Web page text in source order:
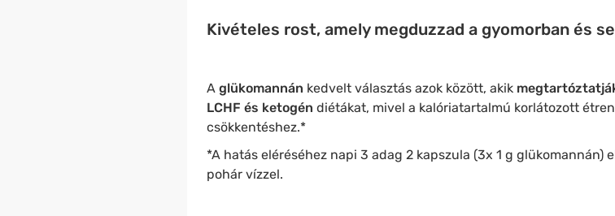
Kivételes rost, amely megduzzad a gyomorban és
A glükomannán kedvelt választás azok között, akik
LCHF és ketogén diétákat, mivel a kalóriatartalmú korlátozott
csökkentéshez.*
*A hatás eléréséhez napi 3 adag 2 kapszula (3x 1 g glükomannán)
pohár vízzel.